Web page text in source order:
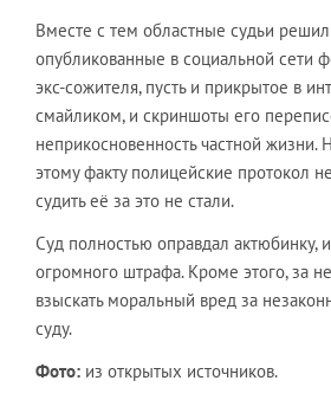
Вместе с тем областные судьи
опубликованные в социальной сети
экс-сожителя, пусть и прикрытое в
смайликом, и скриншоты его
неприкосновенность частной жизни.
этому факту полицейские протокол
судить её за это не стали.
Суд полностью оправдал актюбинку,
огромного штрафа. Кроме этого, за
взыскать моральный вред за
суду.
Фото: из открытых источников.